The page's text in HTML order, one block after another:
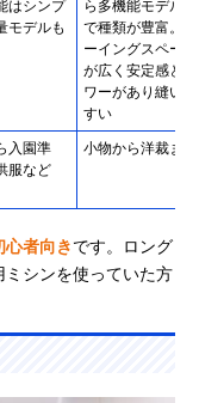
はシンプ
モデルも
ら多機能モデルま
で種類が豊富。ソ
ーイングスペース
が広く安定感とパ
ワーがあり縫いや
すい
入園準
服など
小物から洋裁まで
者向きです。ロング
シンを使っていた方